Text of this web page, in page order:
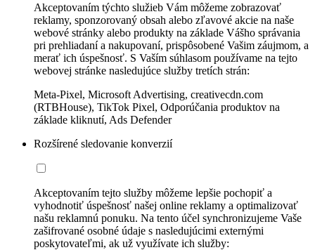
Akceptovaním týchto služieb Vám môžeme zobrazovať
reklamy, sponzorovaný obsah alebo zľavové akcie na naše
webové stránky alebo produkty na základe Vášho správania
pri prehliadaní a nakupovaní, prispôsobené Vašim záujmom, a
merať ich úspešnosť. S Vaším súhlasom používame na tejto
webovej stránke nasledujúce služby tretích strán:
Meta-Pixel, Microsoft Advertising, creativecdn.com
(RTBHouse), TikTok Pixel, Odporúčania produktov na
základe kliknutí, Ads Defender
Rozšírené sledovanie konverzií
Akceptovaním tejto služby môžeme lepšie pochopiť a
vyhodnotiť úspešnosť našej online reklamy a optimalizovať
našu reklamnú ponuku. Na tento účel synchronizujeme Vaše
zašifrované osobné údaje s nasledujúcimi externými
poskytovateľmi, ak už využívate ich služby: